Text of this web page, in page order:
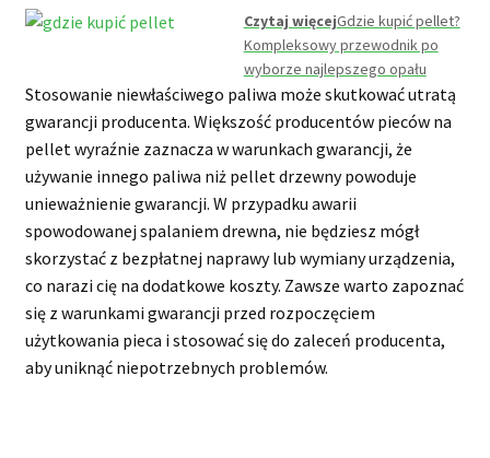
Czytaj więcejGdzie kupić pellet?
Kompleksowy przewodnik po
wyborze najlepszego opału
Stosowanie niewłaściwego paliwa może skutkować utratą
gwarancji producenta. Większość producentów pieców na
pellet wyraźnie zaznacza w warunkach gwarancji, że
używanie innego paliwa niż pellet drzewny powoduje
unieważnienie gwarancji. W przypadku awarii
spowodowanej spalaniem drewna, nie będziesz mógł
skorzystać z bezpłatnej naprawy lub wymiany urządzenia,
co narazi cię na dodatkowe koszty. Zawsze warto zapoznać
się z warunkami gwarancji przed rozpoczęciem
użytkowania pieca i stosować się do zaleceń producenta,
aby uniknąć niepotrzebnych problemów.